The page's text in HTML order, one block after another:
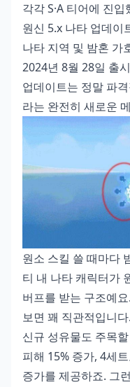
각각 S·A 티어에 진입
원신 5.x 나타 업데이
나타 지역 및 밤혼 가
2024년 8월 28일 출
업데이트는 정말 파
라는 완전히 새로운
원소 스킬 쓸 때마다
티 내 나타 캐릭터가
버프를 받는 구조예
보면 꽤 직관적입니다.
신규 성유물도 주목
피해 15% 증가, 4세
증가를 제공하죠. 그